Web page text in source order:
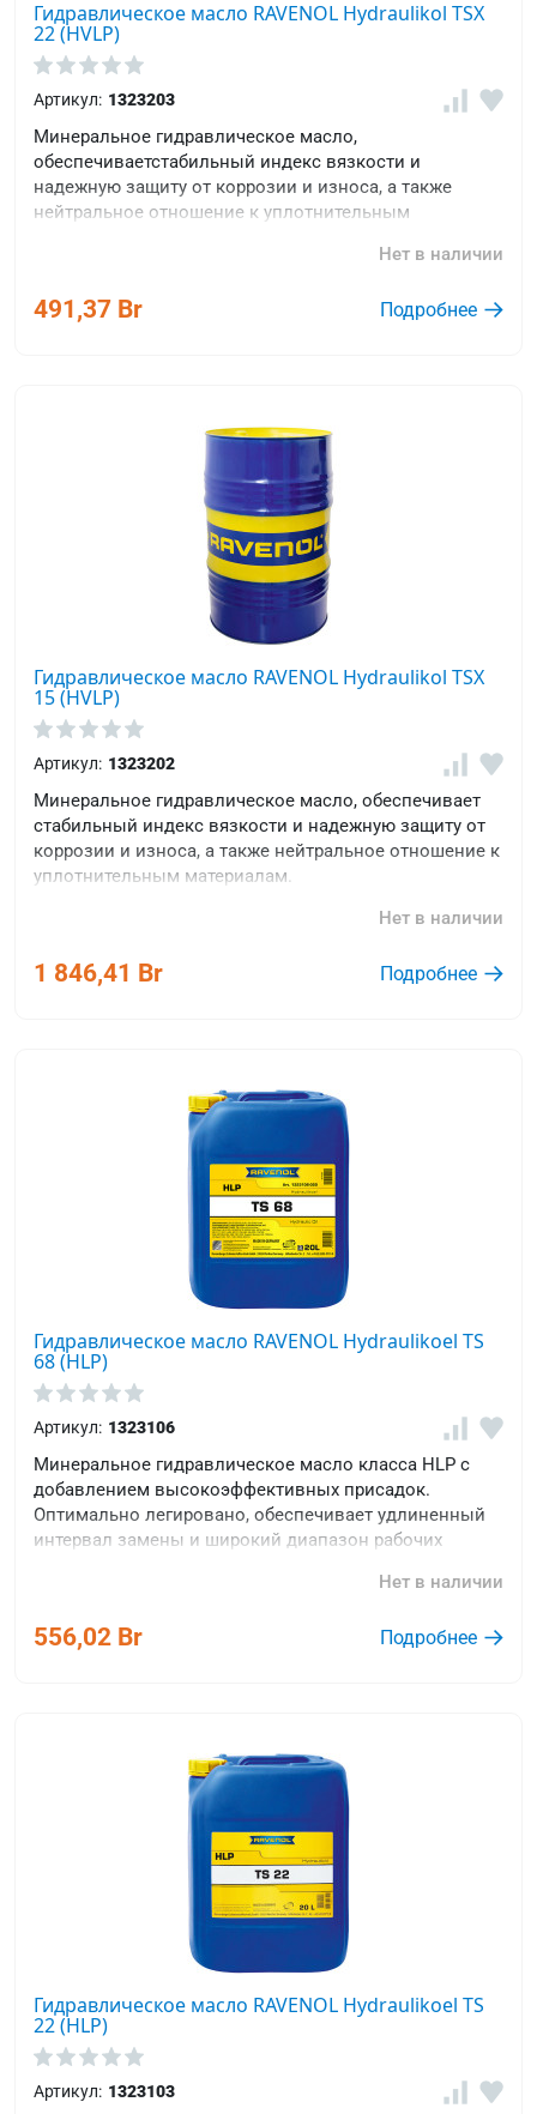
Гидравлическое масло RAVENOL Hydraulikol TSX
22 (HVLP)
Артикул: 1323203
Минеральное гидравлическое масло,
обеспечиваетстабильный индекс вязкости и
надежную защиту от коррозии и износа, а также
нейтральное отношение к уплотнительным
Нет в наличии
491,37 Br Подробнее
Гидравлическое масло RAVENOL Hydraulikol TSX
15 (HVLP)
Артикул: 1323202
Минеральное гидравлическое масло, обеспечивает
стабильный индекс вязкости и надежную защиту от
коррозии и износа, а также нейтральное отношение к
уплотнительным материалам.
Нет в наличии
1 846,41 Br Подробнее
Гидравлическое масло RAVENOL Hydraulikoel TS
68 (HLP)
Артикул: 1323106
Минеральное гидравлическое масло класса HLP с
добавлением высокоэффективных присадок.
Оптимально легировано, обеспечивает удлиненный
интервал замены и широкий диапазон рабочих
Нет в наличии
556,02 Br Подробнее
Гидравлическое масло RAVENOL Hydraulikoel TS
22 (HLP)
Артикул: 1323103